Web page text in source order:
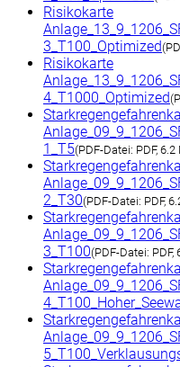
Risikokarte
3_T100_Optimized(
Risikokarte
4_T1000_Optimized(
1_T5(PDF-Datei: PDF, 6.2
2_T30(PDF-Datei: PDF,
3_T100(PDF-Datei: PDF,